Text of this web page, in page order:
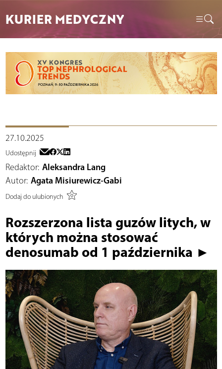
KURIER MEDYCZNY
27.10.2025
Udostępnij
Redaktor: Aleksandra Lang
Autor: Agata Misiurewicz-Gabi
Dodaj do ulubionych
Rozszerzona lista guzów litych, w
których można stosować
denosumab od 1 października ►